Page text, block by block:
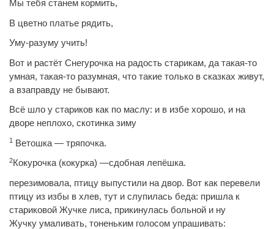
Мы тебя станем кормить,
В цветно платье рядить,
Уму-разуму учить!
Вот и растёт Снегурочка на радость старикам, да такая-то
умная, такая-то разумная, что такие только в сказках живут,
а взаправду не бывают.
Всё шло у стариков как по маслу: и в избе хорошо, и на
дворе неплохо, скотинка зиму
1 Ветошка — тряпочка.
2Кокурочка (кокурка) —сдобная лепёшка.
перезимовала, птицу выпустили на двор. Вот как перевели
птицу из избы в хлев, тут и слупилась беда: пришла к
стариковой Жучке лиса, прикинулась больной и ну
Жучку умаливать, тоненьким голосом упрашивать: